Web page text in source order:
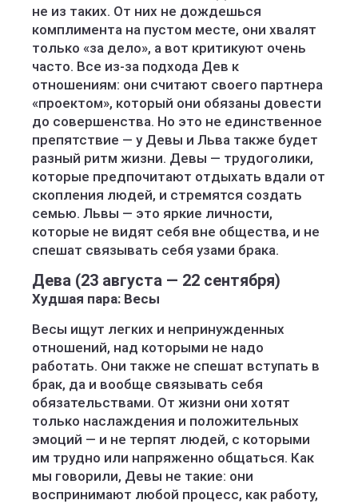
не из таких. От них не дождешься
комплимента на пустом месте, они хвалят
только «за дело», а вот критикуют очень
часто. Все из-за подхода Дев к
отношениям: они считают своего партнера
«проектом», который они обязаны довести
до совершенства. Но это не единственное
препятствие — у Девы и Льва также будет
разный ритм жизни. Девы — трудоголики,
которые предпочитают отдыхать вдали от
скопления людей, и стремятся создать
семью. Львы — это яркие личности,
которые не видят себя вне общества, и не
спешат связывать себя узами брака.
Дева (23 августа — 22 сентября)
Худшая пара: Весы
Весы ищут легких и непринужденных
отношений, над которыми не надо
работать. Они также не спешат вступать в
брак, да и вообще связывать себя
обязательствами. От жизни они хотят
только наслаждения и положительных
эмоций — и не терпят людей, с которыми
им трудно или напряженно общаться. Как
мы говорили, Девы не такие: они
воспринимают любой процесс, как работу,